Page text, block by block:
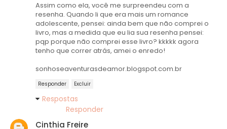
Assim como ela, você me surpreendeu com a
resenha. Quando li que era mais um romance
adolescente, pensei: ainda bem que não comprei o
livro, mas a medida que eu lia sua resenha pensei:
pqp porque não comprei esse livro? kkkkk agora
tenho que correr atrás, amei o enredo!
sonhoseaventurasdeamor.blogspot.com.br
Responder Excluir
Respostas
Responder
Cinthia Freire